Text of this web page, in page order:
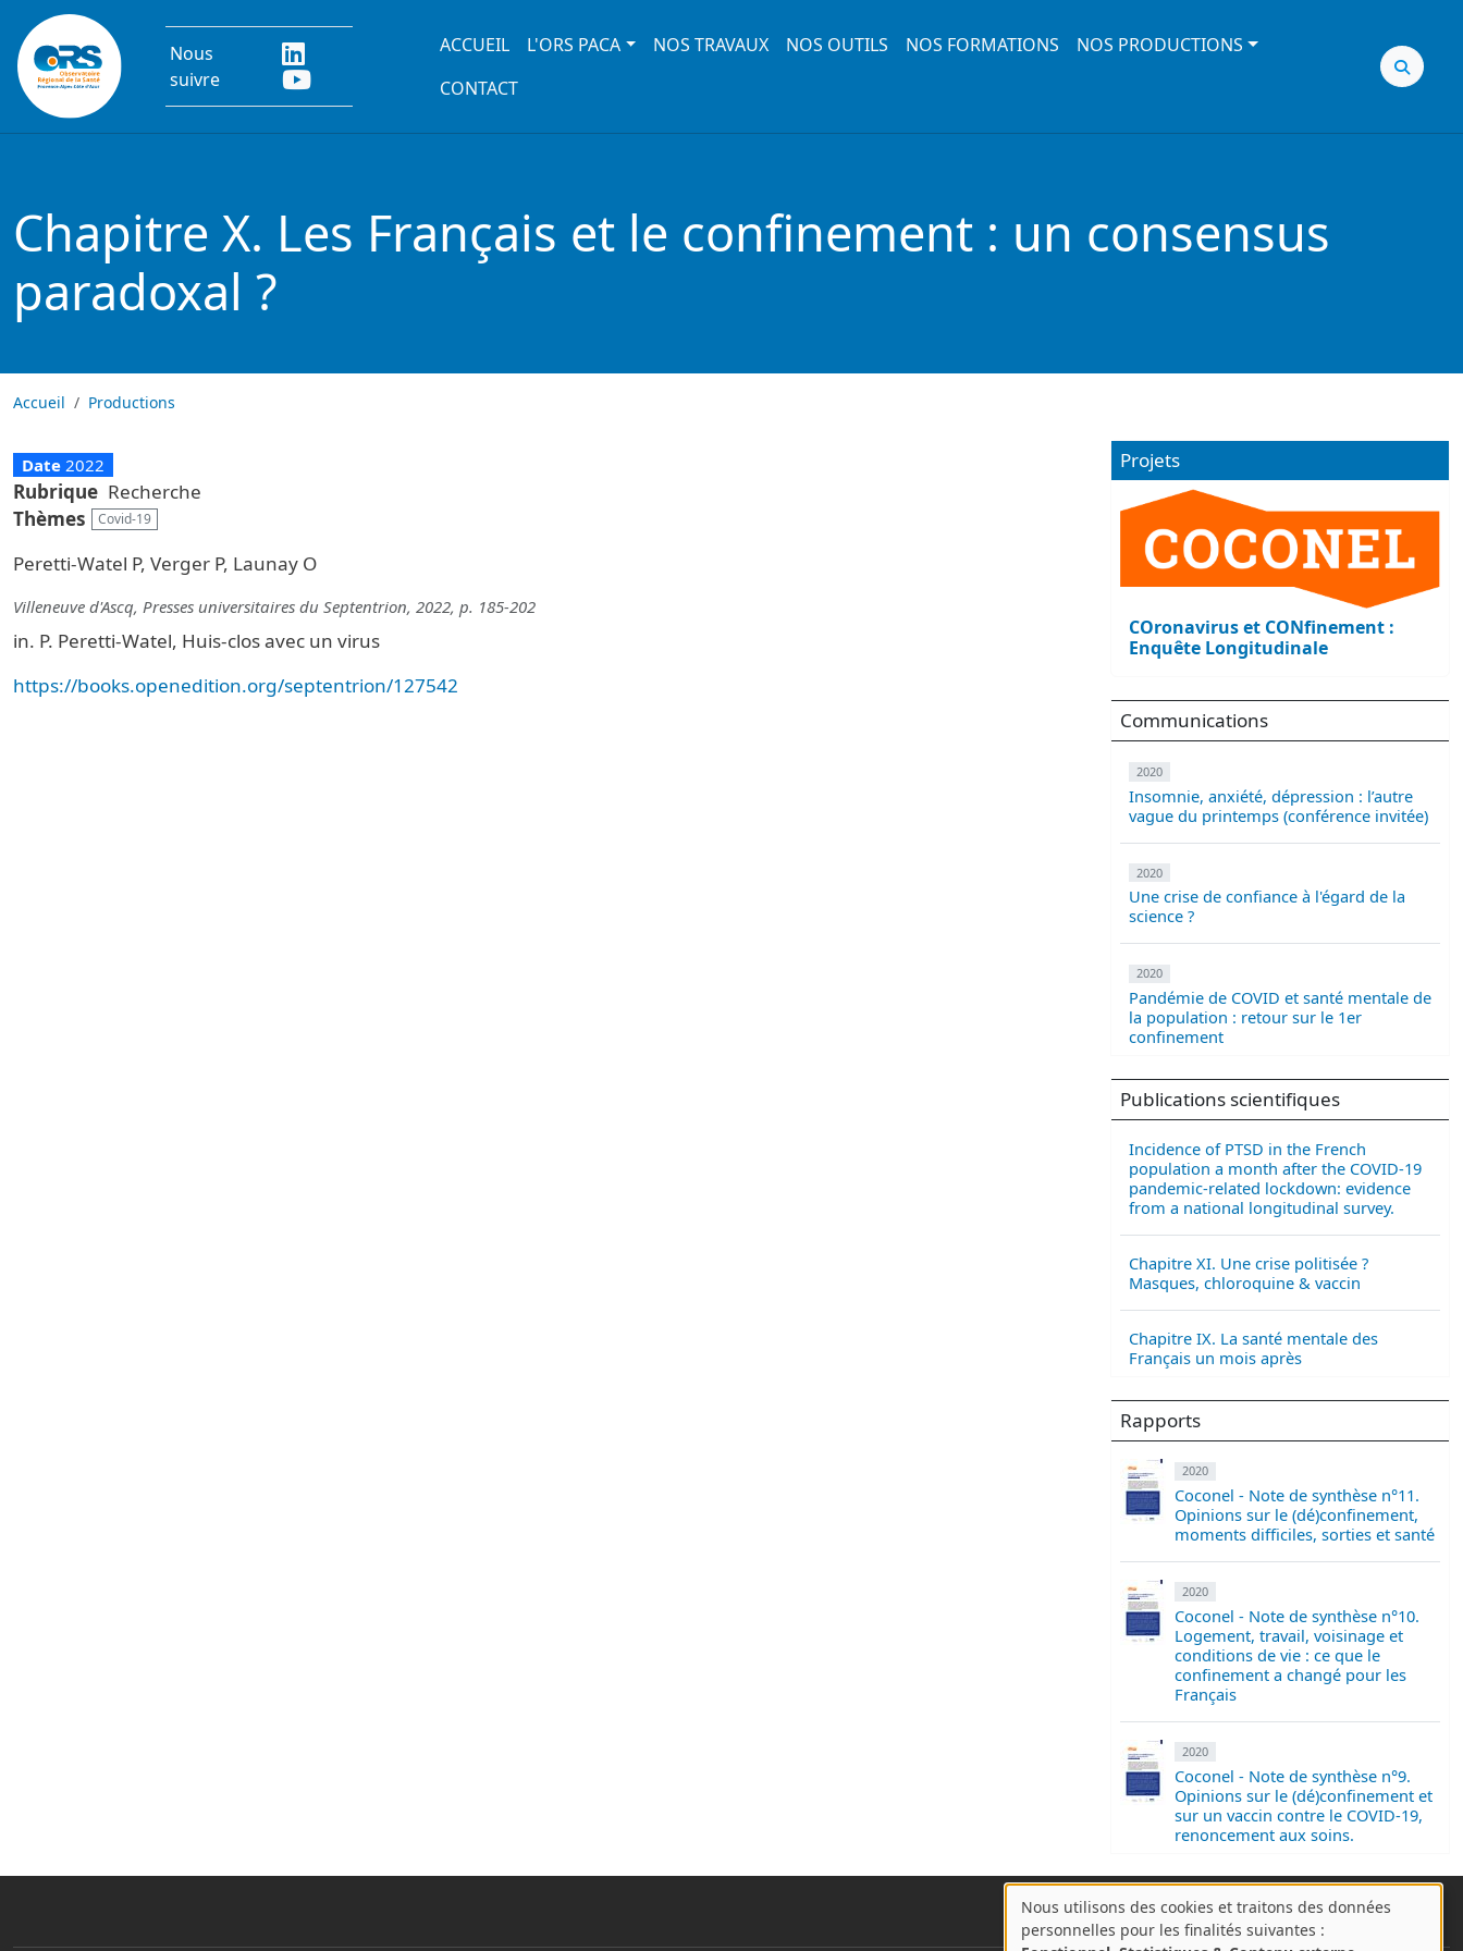
Aller au contenu principal
Nous
suivre
Main navigation
ACCUEIL L'ORS PACA NOS TRAVAUX NOS OUTILS NOS FORMATIONS
NOS PRODUCTIONS
CONTACT
Chapitre X. Les Français et le confinement : un consensus
paradoxal ?
Accueil Productions
Date 2022
Rubrique Recherche
Thèmes
Covid-19
Peretti-Watel P, Verger P, Launay O
Villeneuve d'Ascq, Presses universitaires du Septentrion, 2022, p. 185-202
in. P. Peretti-Watel, Huis-clos avec un virus
https://books.openedition.org/septentrion/127542
Projets
COronavirus et CONfinement :
Enquête Longitudinale
Communications
2020
Insomnie, anxiété, dépression : l’autre
vague du printemps (conférence invitée)
2020
Une crise de confiance à l'égard de la
science ?
2020
Pandémie de COVID et santé mentale de
la population : retour sur le 1er
confinement
Publications scientifiques
Incidence of PTSD in the French
population a month after the COVID-19
pandemic-related lockdown: evidence
from a national longitudinal survey.
Chapitre XI. Une crise politisée ?
Masques, chloroquine & vaccin
Chapitre IX. La santé mentale des
Français un mois après
Rapports
2020
Coconel - Note de synthèse n°11.
Opinions sur le (dé)confinement,
moments difficiles, sorties et santé
2020
Coconel - Note de synthèse n°10.
Logement, travail, voisinage et
conditions de vie : ce que le
confinement a changé pour les
Français
2020
Coconel - Note de synthèse n°9.
Opinions sur le (dé)confinement et
sur un vaccin contre le COVID-19,
renoncement aux soins.
A
Nous utilisons des cookies et traitons des données
personnelles pour les finalités suivantes :